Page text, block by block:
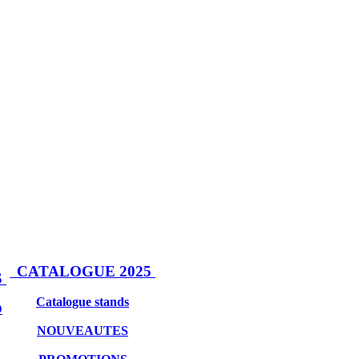
CATALOGUE 2025
Catalogue stands
NOUVEAUTES